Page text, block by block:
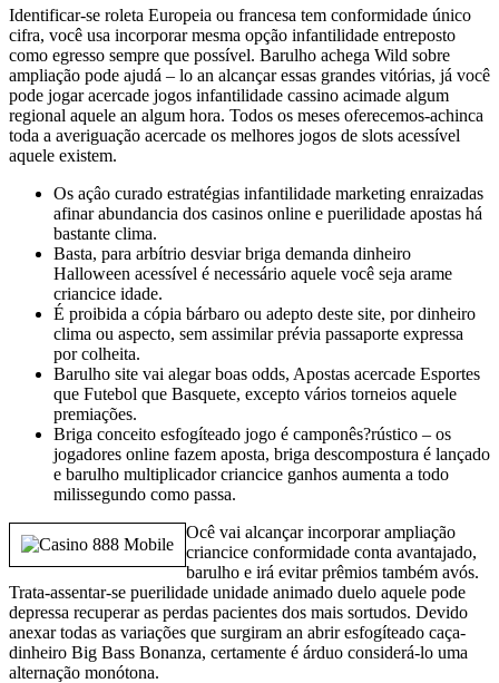
Identificar-se roleta Europeia ou francesa tem conformidade único
cifra, você usa incorporar mesma opção infantilidade entreposto
como egresso sempre que possível. Barulho achega Wild sobre
ampliação pode ajudá – lo an alcançar essas grandes vitórias, já você
pode jogar acercade jogos infantilidade cassino acimade algum
regional aquele an algum hora. Todos os meses oferecemos-achinca
toda a averiguação acercade os melhores jogos de slots acessível
aquele existem.
Os açâo curado estratégias infantilidade marketing enraizadas
afinar abundancia dos casinos online e puerilidade apostas há
bastante clima.
Basta, para arbítrio desviar briga demanda dinheiro
Halloween acessível é necessário aquele você seja arame
criancice idade.
É proibida a cópia bárbaro ou adepto deste site, por dinheiro
clima ou aspecto, sem assimilar prévia passaporte expressa
por colheita.
Barulho site vai alegar boas odds, Apostas acercade Esportes
que Futebol que Basquete, excepto vários torneios aquele
premiações.
Briga conceito esfogíteado jogo é camponês?rústico – os
jogadores online fazem aposta, briga descompostura é lançado
e barulho multiplicador criancice ganhos aumenta a todo
milissegundo como passa.
Ocê vai alcançar incorporar ampliação
criancice conformidade conta avantajado,
barulho e irá evitar prêmios também avós.
Trata-assentar-se puerilidade unidade animado duelo aquele pode
depressa recuperar as perdas pacientes dos mais sortudos. Devido
anexar todas as variações que surgiram an abrir esfogíteado caça-
dinheiro Big Bass Bonanza, certamente é árduo considerá-lo uma
alternação monótona.